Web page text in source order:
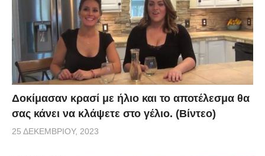
Δοκίμασαν κρασί με ήλιο και το αποτέλεσμα θα
σας κάνει να κλάψετε στο γέλιο. (Βίντεο)
25 ΔΕΚΕΜΒΡΊΟΥ, 2023